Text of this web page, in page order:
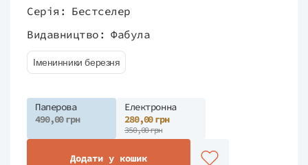
Серія: Бестселер
Видавництво: Фабула
Іменинники березня
Паперова
490,00 грн
Електронна
280,00 грн
350,00 грн
Додати у кошик